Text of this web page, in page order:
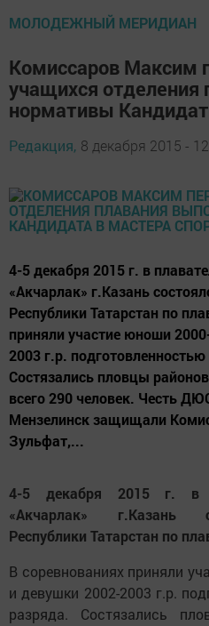
МОЛОДЕЖНЫЙ МЕРИДИАН
Комиссаров Максим
учащихся отделения
нормативы
Редакция, 8 декабря 2015 -
4-5 декабря 2015 г. в
«Акчарлак» г.Казань
Республики Татарстан по
приняли участие юноши
2003 г.р.
Состязались пловцы
всего 290 человек. Честь
Мензелинск защищали
Зульфат,...
4-5 декабря 2015 г. в
«Акчарлак» г.Казань
Республики Татарстан по
В соревнованиях приняли
и девушки 2002-2003 г.р.
разряда. Состязались